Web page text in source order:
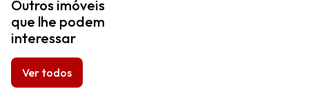
Outros imóveis
que lhe podem
interessar
Ver todos